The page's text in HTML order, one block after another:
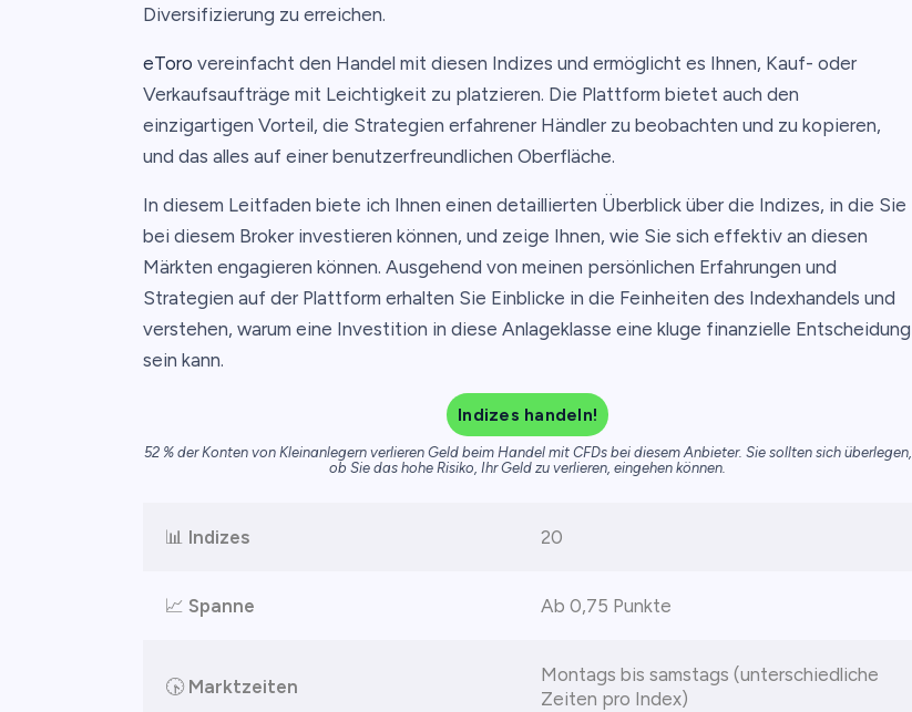
Diversifizierung zu erreichen.
eToro vereinfacht den Handel mit diesen Indizes und ermöglicht es Ihnen, Kauf- oder
Verkaufsaufträge mit Leichtigkeit zu platzieren. Die Plattform bietet auch den
einzigartigen Vorteil, die Strategien erfahrener Händler zu beobachten und zu kopieren,
und das alles auf einer benutzerfreundlichen Oberfläche.
In diesem Leitfaden biete ich Ihnen einen detaillierten Überblick über die Indizes, in die Sie
bei diesem Broker investieren können, und zeige Ihnen, wie Sie sich effektiv an diesen
Märkten engagieren können. Ausgehend von meinen persönlichen Erfahrungen und
Strategien auf der Plattform erhalten Sie Einblicke in die Feinheiten des Indexhandels und
verstehen, warum eine Investition in diese Anlageklasse eine kluge finanzielle Entscheidung
sein kann.
Indizes handeln!
52 % der Konten von Kleinanlegern verlieren Geld beim Handel mit CFDs bei diesem Anbieter. Sie sollten sich überlegen,
ob Sie das hohe Risiko, Ihr Geld zu verlieren, eingehen können.
📊 Indizes 20
📈 Spanne Ab 0,75 Punkte
🕟 Marktzeiten
Montags bis samstags (unterschiedliche
Zeiten pro Index)